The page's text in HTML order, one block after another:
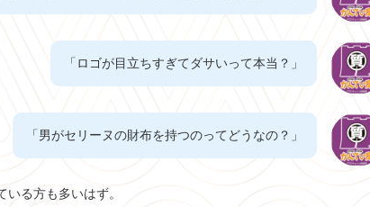
「ロゴが目立ちすぎてダサいって本当？」
「男がセリーヌの財布を持つのってどうなの？」
る方も多いはず。